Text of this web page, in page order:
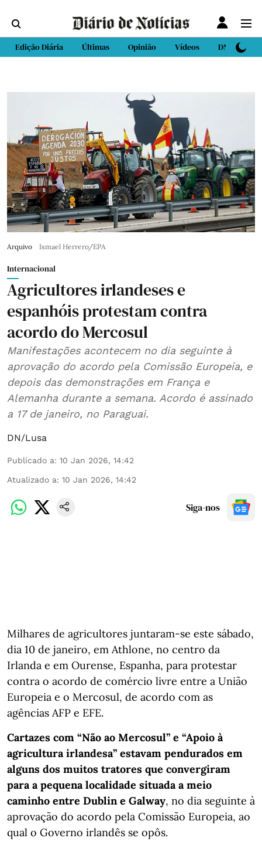
Edição Diária Últimas Opinião Vídeos DN Sport
Arquivo Ismael Herrero/EPA
Internacional
Agricultores irlandeses e
espanhóis protestam contra
acordo do Mercosul
Manifestações acontecem no dia seguinte à
aprovação do acordo pela Comissão Europeia, e
depois das demonstrações em França e
Alemanha durante a semana. Acordo é assinado
a 17 de janeiro, no Paraguai.
DN/Lusa
Publicado a: 10 Jan 2026, 14:42
Atualizado a: 10 Jan 2026, 14:42
Siga-nos
Milhares de agricultores juntaram-se este sábado,
dia 10 de janeiro, em Athlone, no centro da
Irlanda e em Ourense, Espanha, para protestar
contra o acordo de comércio livre entre a União
Europeia e o Mercosul, de acordo com as
agências AFP e EFE.
Cartazes com “Não ao Mercosul” e “Apoio à
agricultura irlandesa” estavam pendurados em
alguns dos muitos tratores que convergiram
para a pequena localidade situada a meio
caminho entre Dublin e Galway, no dia seguinte à
aprovação do acordo pela Comissão Europeia, ao
qual o Governo irlandês se opôs.